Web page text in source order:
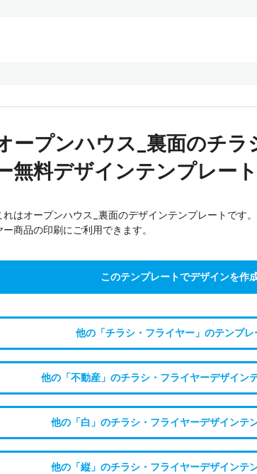
ープンハウス_裏面のチラ
無料デザインテンプレー
れはオープンハウス_裏面のデザインテンプレートです
ー商品の印刷にご利用できます。
このテンプレートでデザインを作
他の「チラシ・フライヤー」のテンプレ
他の「不動産」のチラシ・フライヤーデザイン
他の「白」のチラシ・フライヤーデザインテ
他の「縦」のチラシ・フライヤーデザインテ